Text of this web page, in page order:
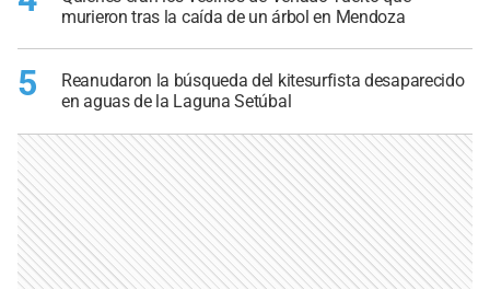
murieron tras la caída de un árbol en Mendoza
5
Reanudaron la búsqueda del kitesurfista desaparecido
en aguas de la Laguna Setúbal